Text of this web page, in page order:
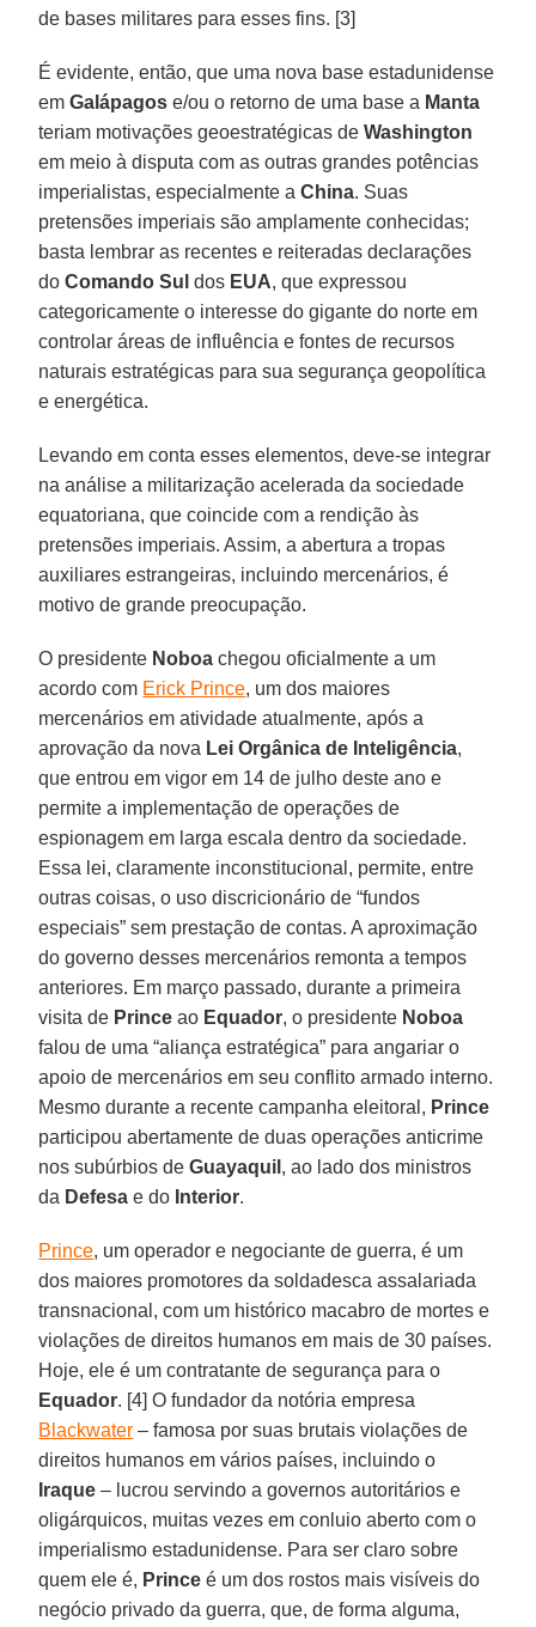
de bases militares para esses fins. [3]
É evidente, então, que uma nova base estadunidense
emGalápagos e/ou o retorno de uma base a Manta
teriam motivações geoestratégicas deWashington
em meio à disputa com as outras grandes potências
imperialistas, especialmente aChina. Suas
pretensões imperiais são amplamente conhecidas;
basta lembrar as recentes e reiteradas declarações
doComando Sul dos EUA, que expressou
categoricamente o interesse do gigante do norte em
controlar áreas de influência e fontes de recursos
naturais estratégicas para sua segurança geopolítica
e energética.
Levando em conta esses elementos, deve-se integrar
na análise a militarização acelerada da sociedade
equatoriana, que coincide com a rendição às
pretensões imperiais. Assim, a abertura a tropas
auxiliares estrangeiras, incluindo mercenários, é
motivo de grande preocupação.
O presidente Noboa chegou oficialmente a um
acordo com Erick Prince, um dos maiores
mercenários em atividade atualmente, após a
aprovação da nova Lei Orgânica de Inteligência,
que entrou em vigor em 14 de julho deste ano e
permite a implementação de operações de
espionagem em larga escala dentro da sociedade.
Essa lei, claramente inconstitucional, permite, entre
outras coisas, o uso discricionário de “fundos
especiais” sem prestação de contas. A aproximação
do governo desses mercenários remonta a tempos
anteriores. Em março passado, durante a primeira
visita de Prince ao Equador, o presidente Noboa
falou de uma “aliança estratégica” para angariar o
apoio de mercenários em seu conflito armado interno.
Mesmo durante a recente campanha eleitoral, Prince
participou abertamente de duas operações anticrime
nos subúrbios deGuayaquil , ao lado dos ministros
da Defesa e do Interior.
Prince, um operador e negociante de guerra, é um
dos maiores promotores da soldadesca assalariada
transnacional, com um histórico macabro de mortes e
violações de direitos humanos em mais de 30 países.
Hoje, ele é um contratante de segurança para o
Equador. [4] O fundador da notória empresa
Blackwater – famosa por suas brutais violações de
direitos humanos em vários países, incluindo o
Iraque – lucrou servindo a governos autoritários e
oligárquicos, muitas vezes em conluio aberto com o
imperialismo estadunidense. Para ser claro sobre
quem ele é, Prince é um dos rostos mais visíveis do
negócio privado da guerra, que, de forma alguma,